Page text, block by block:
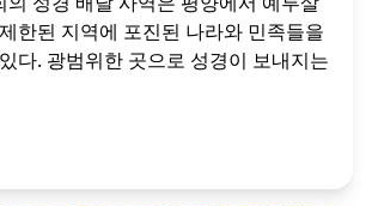
한된 지역에 포진된 나라와 민족들을
다. 광범위한 곳으로 성경이 보내지는